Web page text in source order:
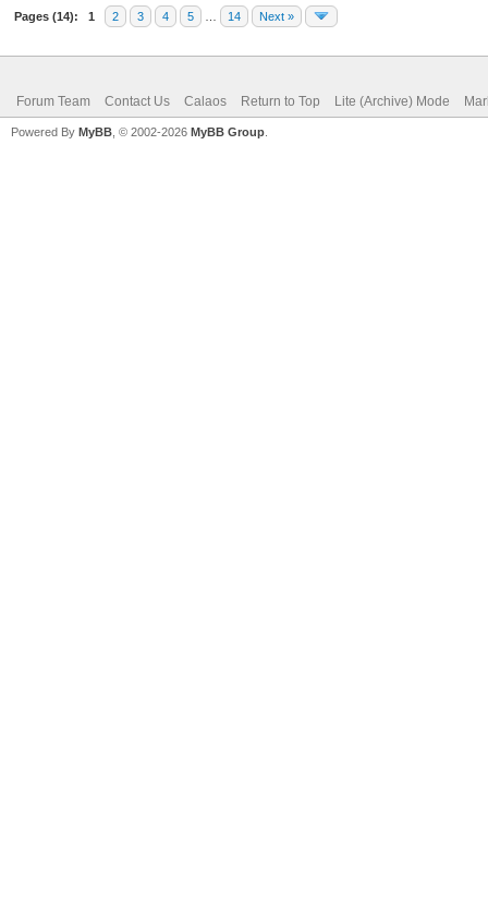
Pages (14): 1 2 3 4 5 14 Next »
Forum Team Contact Us Calaos Return to Top Lite (Archive) Mode
Powered By MyBB , © 2002-2026 MyBB Group